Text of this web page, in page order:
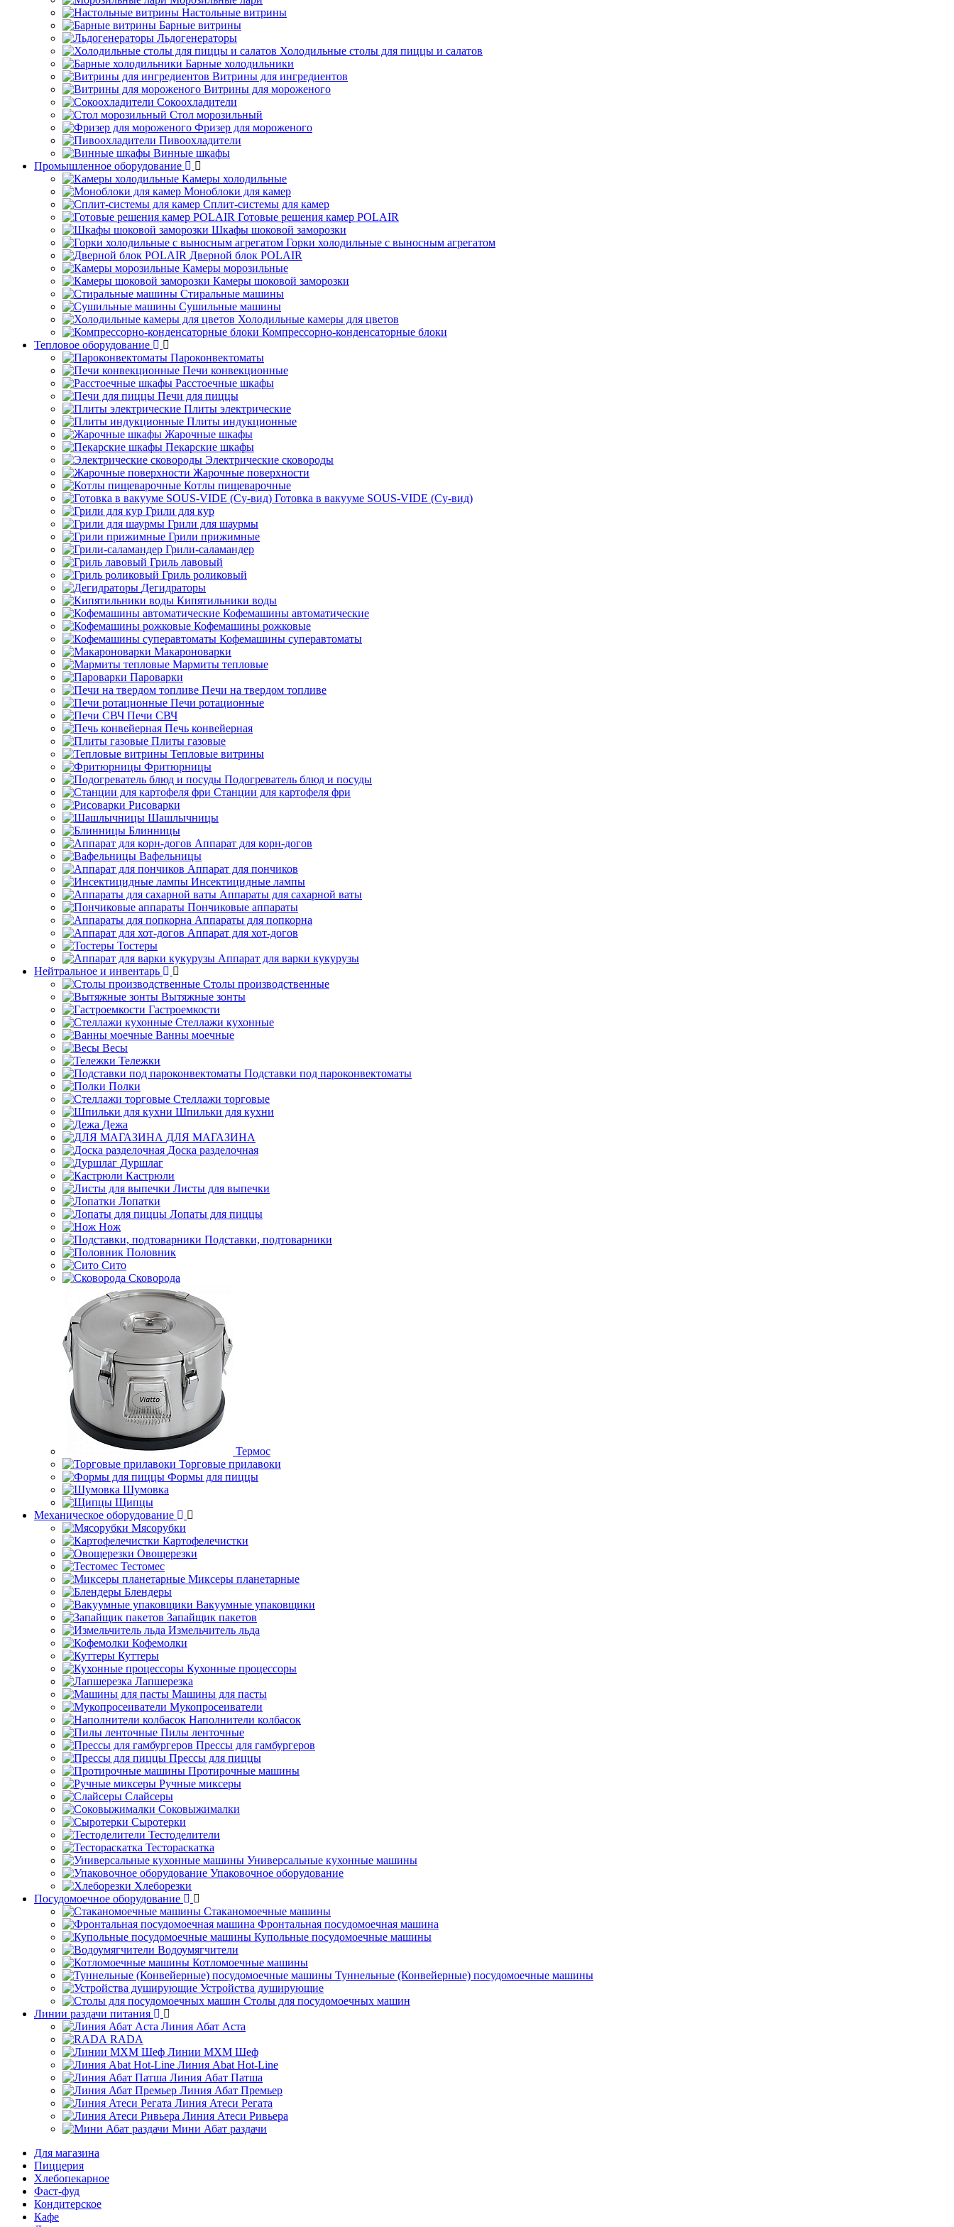
Настольные витрины
Барные витрины
Льдогенераторы
Холодильные столы для пиццы и салатов
Барные холодильники
Витрины для ингредиентов
Витрины для мороженого
Сокоохладители
Стол морозильный
Фризер для мороженого
Пивоохладители
Винные шкафы
Промышленное оборудование
Камеры холодильные
Моноблоки для камер
Сплит-системы для камер
Готовые решения камер POLAIR
Шкафы шоковой заморозки
Горки холодильные с выносным агрегатом
Дверной блок POLAIR
Камеры морозильные
Камеры шоковой заморозки
Стиральные машины
Сушильные машины
Холодильные камеры для цветов
Компрессорно-конденсаторные блоки
Тепловое оборудование
Пароконвектоматы
Печи конвекционные
Расстоечные шкафы
Печи для пиццы
Плиты электрические
Плиты индукционные
Жарочные шкафы
Пекарские шкафы
Электрические сковороды
Жарочные поверхности
Котлы пищеварочные
Готовка в вакууме SOUS-VIDE (Су-вид)
Грили для кур
Грили для шаурмы
Грили прижимные
Грили-саламандер
Гриль лавовый
Гриль роликовый
Дегидраторы
Кипятильники воды
Кофемашины автоматические
Кофемашины рожковые
Кофемашины суперавтоматы
Макароноварки
Мармиты тепловые
Пароварки
Печи на твердом топливе
Печи ротационные
Печи СВЧ
Печь конвейерная
Плиты газовые
Тепловые витрины
Фритюрницы
Подогреватель блюд и посуды
Станции для картофеля фри
Рисоварки
Шашлычницы
Блинницы
Аппарат для корн-догов
Вафельницы
Аппарат для пончиков
Инсектицидные лампы
Аппараты для сахарной ваты
Пончиковые аппараты
Аппараты для попкорна
Аппарат для хот-догов
Тостеры
Аппарат для варки кукурузы
Нейтральное и инвентарь
Столы производственные
Вытяжные зонты
Гастроемкости
Стеллажи кухонные
Ванны моечные
Весы
Тележки
Подставки под пароконвектоматы
Полки
Стеллажи торговые
Шпильки для кухни
Дежа
ДЛЯ МАГАЗИНА
Доска разделочная
Дуршлаг
Кастрюли
Листы для выпечки
Лопатки
Лопаты для пиццы
Нож
Подставки, подтоварники
Половник
Сито
Сковорода
Термос
Торговые прилавоки
Формы для пиццы
Шумовка
Щипцы
Механическое оборудование
Мясорубки
Картофелечистки
Овощерезки
Тестомес
Миксеры планетарные
Блендеры
Вакуумные упаковщики
Запайщик пакетов
Измельчитель льда
Кофемолки
Куттеры
Кухонные процессоры
Лапшерезка
Машины для пасты
Мукопросеиватели
Наполнители колбасок
Пилы ленточные
Прессы для гамбургеров
Прессы для пиццы
Протирочные машины
Ручные миксеры
Слайсеры
Соковыжималки
Сыротерки
Тестоделители
Тестораскатка
Универсальные кухонные машины
Упаковочное оборудование
Хлеборезки
Посудомоечное оборудование
Стаканомоечные машины
Фронтальная посудомоечная машина
Купольные посудомоечные машины
Водоумягчители
Котломоечные машины
Туннельные (Конвейерные) посудомоечные машины
Устройства душирующие
Столы для посудомоечных машин
Линии раздачи питания
Линия Абат Аста
RADA
Линии МХМ Шеф
Линия Abat Hot-Line
Линия Абат Патша
Линия Абат Премьер
Линия Атеси Регата
Линия Атеси Ривьера
Мини Абат раздачи
Для магазина
Пиццерия
Хлебопекарное
Фаст-фуд
Кондитерское
Кафе